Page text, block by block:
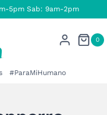
5pm Sab: 9am-2pm
0
#ParaMiHumano